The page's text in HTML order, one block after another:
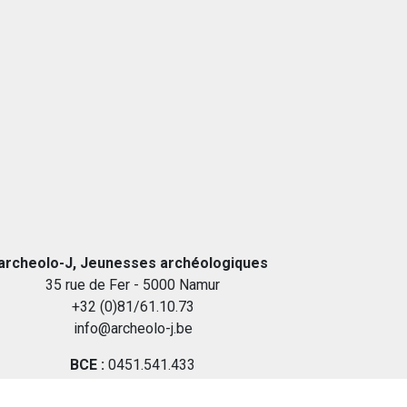
J, Jeunesses archéologiques
35 rue de Fer - 5000 Namur
+32 (0)81/61.10.73
info@archeolo-j.be
BCE : 0451.541.433